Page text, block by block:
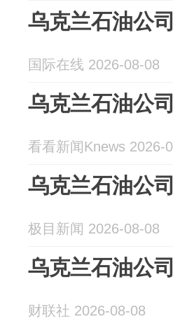
乌克兰石油公
国际在线 2026-08-08
乌克兰石油公
看看新闻Knews 2026-
乌克兰石油公
极目新闻 2026-08-08
乌克兰石油公
财联社 2026-08-08